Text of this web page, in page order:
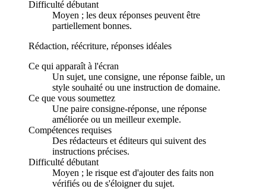
Difficulté débutant
Moyen ; les deux réponses peuvent être
partiellement bonnes.
Rédaction, réécriture, réponses idéales
Ce qui apparaît à l'écran
Un sujet, une consigne, une réponse faible, un
style souhaité ou une instruction de domaine.
Ce que vous soumettez
Une paire consigne-réponse, une réponse
améliorée ou un meilleur exemple.
Compétences requises
Des rédacteurs et éditeurs qui suivent des
instructions précises.
Difficulté débutant
Moyen ; le risque est d'ajouter des faits non
vérifiés ou de s'éloigner du sujet.